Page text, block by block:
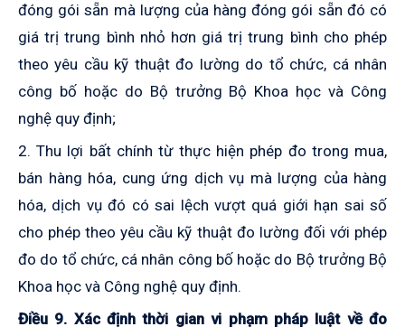
đóng gói sẵn mà lượng của hàng đóng gói sẵn đó có
giá trị trung bình nhỏ hơn giá trị trung bình cho phép
theo yêu cầu kỹ thuật đo lường do tổ chức, cá nhân
công bố hoặc do Bộ trưởng Bộ Khoa học và Công
nghệ quy định;
2. Thu lợi bất chính từ thực hiện phép đo trong mua,
bán hàng hóa, cung ứng dịch vụ mà lượng của hàng
hóa, dịch vụ đó có sai lệch vượt quá giới hạn sai số
cho phép theo yêu cầu kỹ thuật đo lường đối với phép
đo do tổ chức, cá nhân công bố hoặc do Bộ trưởng Bộ
Khoa học và Công nghệ quy định.
Điều 9. Xác định thời gian vi phạm pháp luật về đo